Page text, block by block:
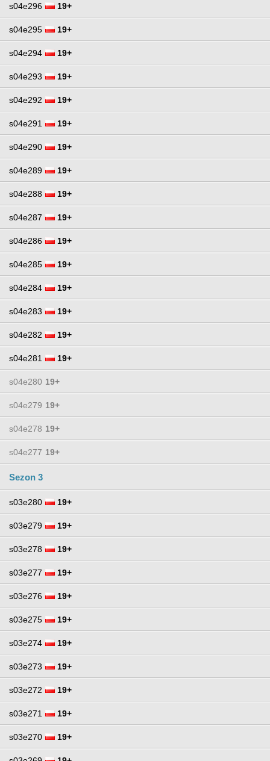
s04e296 19+
s04e295 19+
s04e294 19+
s04e293 19+
s04e292 19+
s04e291 19+
s04e290 19+
s04e289 19+
s04e288 19+
s04e287 19+
s04e286 19+
s04e285 19+
s04e284 19+
s04e283 19+
s04e282 19+
s04e281 19+
s04e280 19+
s04e279 19+
s04e278 19+
s04e277 19+
Sezon 3
s03e280 19+
s03e279 19+
s03e278 19+
s03e277 19+
s03e276 19+
s03e275 19+
s03e274 19+
s03e273 19+
s03e272 19+
s03e271 19+
s03e270 19+